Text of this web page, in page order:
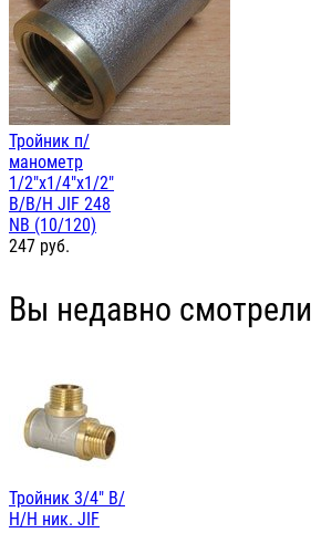
Тройник п/
манометр
1/2"х1/4"х1/2"
В/В/Н JIF 248
NB (10/120)
247 руб.
Вы недавно смотрели
Тройник 3/4" В/
Н/Н ник. JIF